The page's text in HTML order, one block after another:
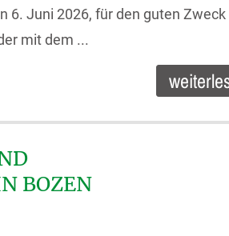
6. Juni 2026, für den guten
mit dem ...
BOZEN